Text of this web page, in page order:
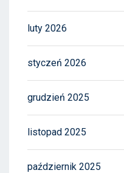
luty 2026
styczeń 2026
grudzień 2025
listopad 2025
październik 2025